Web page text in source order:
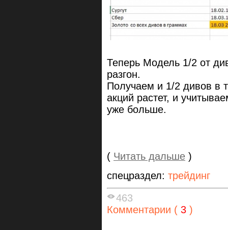
Теперь Модель 1/2 от
разгон.
Получаем и 1/2 дивов в
акций растет, и
уже больше.
( Читать дальше )
спецраздел: трейдинг
463
Комментарии ( 3 )